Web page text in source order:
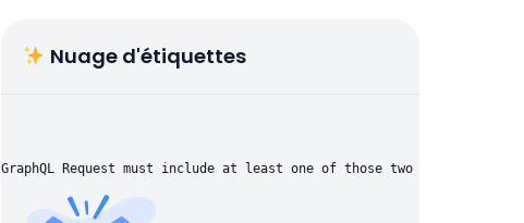
Nuage d'étiquettes
GraphQL Request must include at least one of those two parameters: